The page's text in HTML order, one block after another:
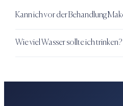
Kann ich vor der Behandlung
Wie viel Wasser sollte ich trinken?